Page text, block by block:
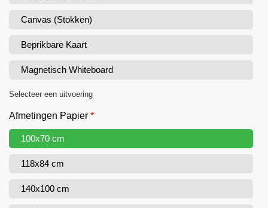
Canvas (Stokken)
Beprikbare Kaart
Magnetisch Whiteboard
Selecteer een uitvoering
Afmetingen Papier *
100x70 cm
118x84 cm
140x100 cm